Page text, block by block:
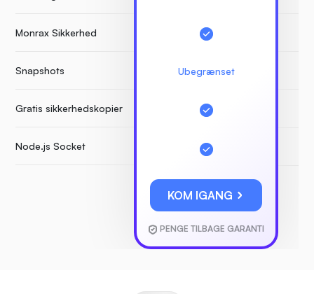
Monrax Sikkerhed
Snapshots
Gratis sikkerhedskopier
Node.js Socket
Ubegrænset
KOM IGANG
PENGE TILBAGE GARANTI